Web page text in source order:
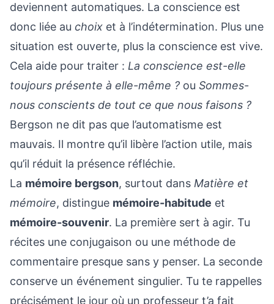
deviennent automatiques. La conscience est
donc liée au choix et à l’indétermination. Plus une
situation est ouverte, plus la conscience est vive.
Cela aide pour traiter : La conscience est-elle
toujours présente à elle-même ? ou Sommes-
nous conscients de tout ce que nous faisons ?
Bergson ne dit pas que l’automatisme est
mauvais. Il montre qu’il libère l’action utile, mais
qu’il réduit la présence réfléchie.
La mémoire bergson, surtout dans Matière et
mémoire, distingue mémoire-habitude et
mémoire-souvenir. La première sert à agir. Tu
récites une conjugaison ou une méthode de
commentaire presque sans y penser. La seconde
conserve un événement singulier. Tu te rappelles
précisément le jour où un professeur t’a fait